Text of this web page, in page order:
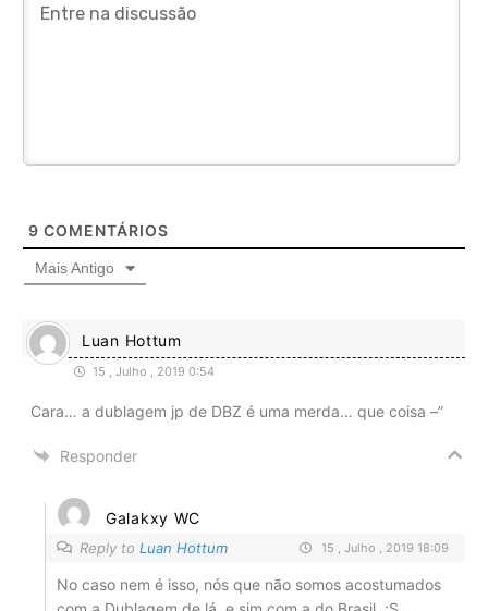
9 COMENTÁRIOS
Mais Antigo
Luan Hottum
15 , Julho , 2019 0:54
Cara… a dublagem jp de DBZ é uma merda… que coisa –”
Responder
Galakxy WC
Reply to Luan Hottum 15 , Julho , 2019 18:09
No caso nem é isso, nós que não somos acostumados